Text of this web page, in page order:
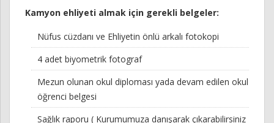
Kamyon ehliyeti almak için gerekli belgeler:
Nüfus cüzdanı ve Ehliyetin önlü arkalı fotokopi
4 adet biyometrik fotograf
Mezun olunan okul diploması yada devam edilen okul
öğrenci belgesi
Sağlık raporu ( Kurumumuza danışarak çıkarabilirsiniz